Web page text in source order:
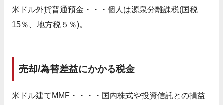
米ドル外貨普通預金・・・個人は源泉分離課税(国税
15％、地方税５％)。
売却/為替差益にかかる税金
米ドル建てMMF・・・・国内株式や投資信託との損益